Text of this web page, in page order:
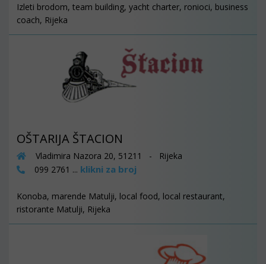
Izleti brodom, team building, yacht charter, ronioci, business
coach, Rijeka
OŠTARIJA ŠTACION
Vladimira Nazora 20, 51211 - Rijeka
099 2761 ... klikni za broj
Konoba, marende Matulji, local food, local restaurant,
ristorante Matulji, Rijeka